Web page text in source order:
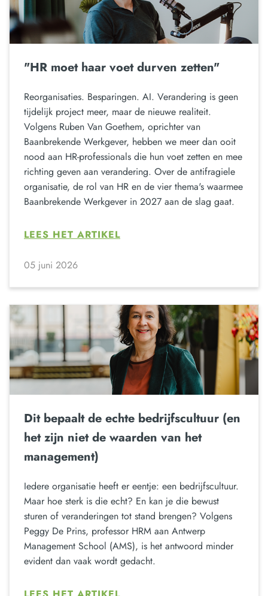
"HR moet haar voet durven zetten"
Reorganisaties. Besparingen. AI. Verandering is geen
tijdelijk project meer, maar de nieuwe realiteit.
Volgens Ruben Van Goethem, oprichter van
Baanbrekende Werkgever, hebben we meer dan ooit
nood aan HR-professionals die hun voet zetten en mee
richting geven aan verandering. Over de antifragiele
organisatie, de rol van HR en de vier thema's waarmee
Baanbrekende Werkgever in 2027 aan de slag gaat.
LEES HET ARTIKEL
05 juni 2026
Dit bepaalt de echte bedrijfscultuur (en
het zijn niet de waarden van het
management)
Iedere organisatie heeft er eentje: een bedrijfscultuur.
Maar hoe sterk is die echt? En kan je die bewust
sturen of veranderingen tot stand brengen? Volgens
Peggy De Prins, professor HRM aan Antwerp
Management School (AMS), is het antwoord minder
evident dan vaak wordt gedacht.